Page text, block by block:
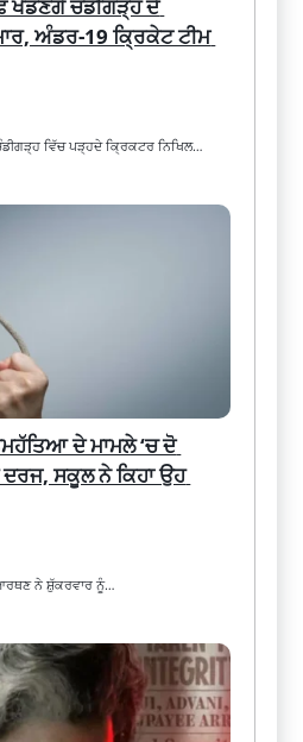
ਖੇਡਣਗੇ ਚੰਡੀਗੜ੍ਹ ਦੇ
ਅੰਡਰ-19 ਕ੍ਰਿਕੇਟ ਟੀਮ
ਵਿੱਚ ਪੜ੍ਹਦੇ ਕ੍ਰਿਕਟਰ ਨਿਖਿਲ…
ਦੇ ਮਾਮਲੇ ‘ਚ ਦੋ
ਦਰਜ, ਸਕੂਲ ਨੇ ਕਿਹਾ ਉਹ
ਨੇ ਸ਼ੁੱਕਰਵਾਰ ਨੂੰ…